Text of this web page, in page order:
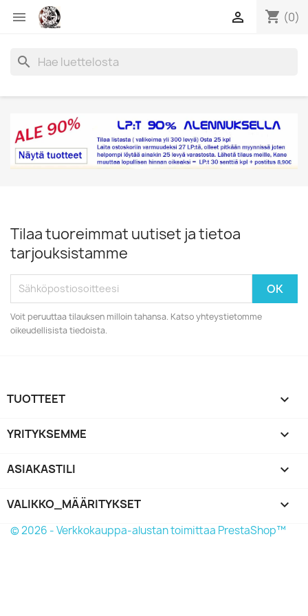
 shopping_cart (0)

search
Tilaa tuoreimmat uutiset ja tietoa
tarjouksistamme
Voit peruuttaa tilauksen milloin tahansa. Katso yhteystietomme
oikeudellisista tiedoista.
TUOTTEET 
YRITYKSEMME 
ASIAKASTILI 
VALIKKO_MÄÄRITYKSET keyboard_arrow_down
© 2026 - Verkkokauppa-alustan toimittaa PrestaShop™